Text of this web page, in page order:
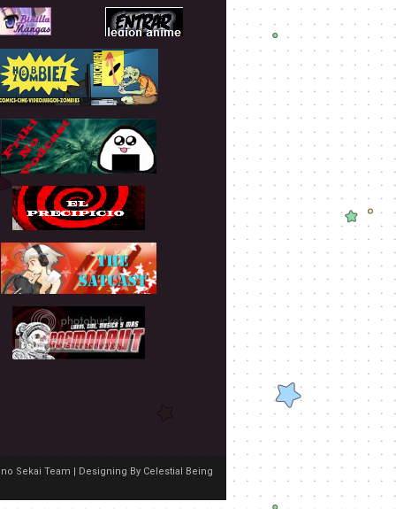
Sekai Team | Designing By Celestial Being